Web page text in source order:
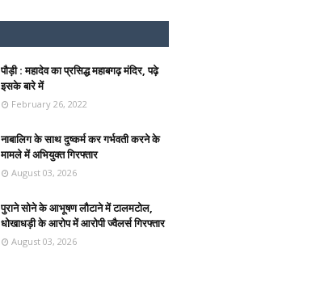
पौड़ी : महादेव का प्रसिद्ध महाबगढ़ मंदिर, पढ़े
इसके बारे में
February 26, 2022
नाबालिग के साथ दुष्कर्म कर गर्भवती करने के
मामले में अभियुक्त गिरफ्तार
August 03, 2026
पुराने सोने के आभूषण लौटाने में टालमटोल,
धोखाधड़ी के आरोप में आरोपी ज्वैलर्स गिरफ्तार
August 03, 2026